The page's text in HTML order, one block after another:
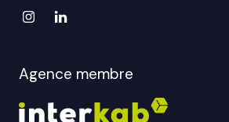
Agence membre